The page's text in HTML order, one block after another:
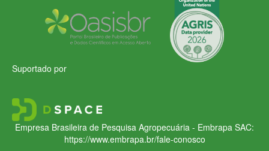
Suportado por
Empresa Brasileira de Pesquisa Agropecuária - Embrapa SAC:
https://www.embrapa.br/fale-conosco